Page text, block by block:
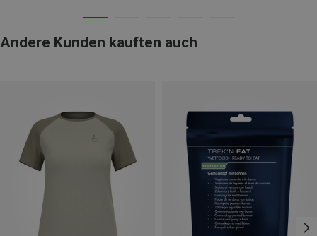
Andere Kunden kauften auch